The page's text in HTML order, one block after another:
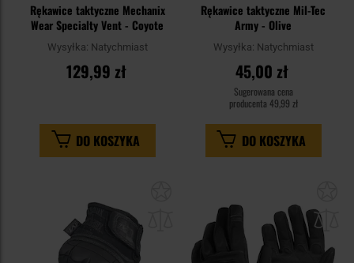
Rękawice taktyczne Mechanix
Wear Specialty Vent - Coyote
Wysyłka: Natychmiast
129,99 zł
DO KOSZYKA
Rękawice taktyczne Mil-Tec
Army - Olive
Wysyłka: Natychmiast
45,00 zł
Sugerowana cena
producenta 49,99 zł
DO KOSZYKA
schowka